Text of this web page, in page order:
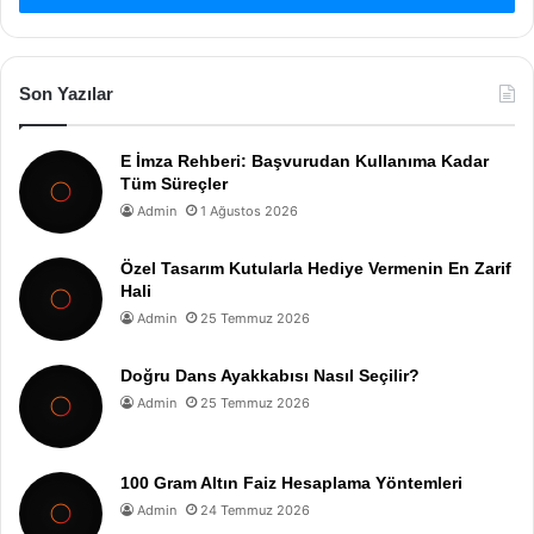
Son Yazılar
E İmza Rehberi: Başvurudan Kullanıma Kadar
Tüm Süreçler
Admin 1 Ağustos 2026
Özel Tasarım Kutularla Hediye Vermenin En Zarif
Hali
Admin 25 Temmuz 2026
Doğru Dans Ayakkabısı Nasıl Seçilir?
Admin 25 Temmuz 2026
100 Gram Altın Faiz Hesaplama Yöntemleri
Admin 24 Temmuz 2026